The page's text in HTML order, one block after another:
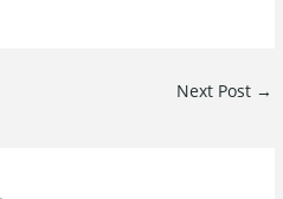
Next Post →